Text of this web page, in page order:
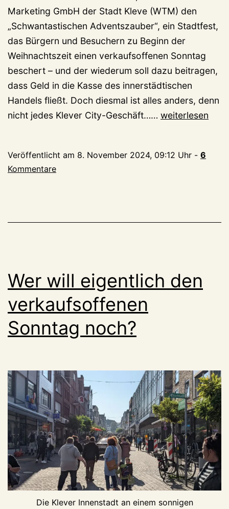
Marketing GmbH der Stadt Kleve (WTM) den
„Schwantastischen Adventszauber“, ein Stadtfest,
das Bürgern und Besuchern zu Beginn der
Weihnachtszeit einen verkaufsoffenen Sonntag
beschert – und der wiederum soll dazu beitragen,
dass Geld in die Kasse des innerstädtischen
Handels fließt. Doch diesmal ist alles anders, denn
nicht jedes Klever City-Geschäft……
nicht
weiterlesen
Veröffentlicht am 8. November 2024, 09:12 Uhr - 6
Kommentare
Wer will eigentlich den
verkaufsoffenen
Sonntag noch?
Die Klever Innenstadt an einem sonnigen